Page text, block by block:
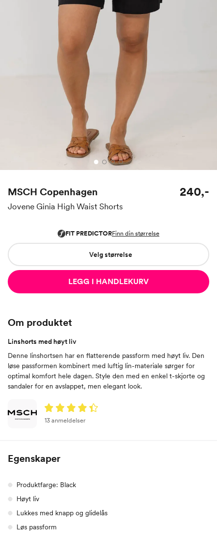
MSCH Copenhagen
Jovene Ginia High Waist Shorts
240,-
Velg størrelse
LEGG I HANDLEKURV
Om produktet
Linshorts med høyt liv
Denne linshortsen har en flatterende passform med høyt liv. Den
løse passformen kombinert med luftig lin-materiale sørger for
optimal komfort hele dagen. Style den med en enkel t-skjorte og
sandaler for en avslappet, men elegant look.
13 anmeldelser
Egenskaper
Produktfarge: Black
Høyt liv
Lukkes med knapp og glidelås
Løs passform